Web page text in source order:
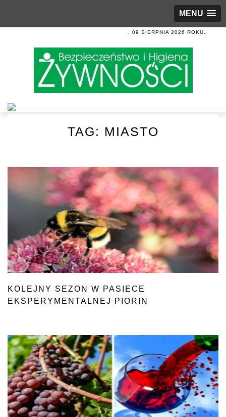
MENU
, 09 SIERPNIA 2026 ROKU.
TAG: MIASTO
KOLEJNY SEZON W PASIECE
EKSPERYMENTALNEJ PIORIN